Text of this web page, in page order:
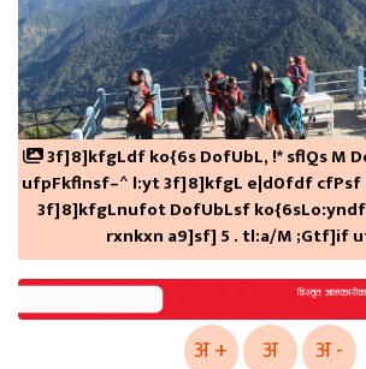
3f]8]kfgLdf ko{6s DofUbL, !* sflQs M
ufpFkflnsf–^ l:yt 3f]8]kfgL e|d0fdf cfPsf
3f]8]kfgLnufot DofUbLsf
rxnkxn a9]sf] 5 . tl:a/M ;Gtf]if
अ + अ अ -